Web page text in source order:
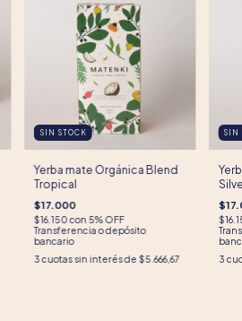
SIN STOCK
Yerba mate Orgánica Blend
Tropical
$17.000
$16.150con 5% OFF
Transferencia o depósito
bancario
3 cuotas sin interés de $5.666,67
SIN
3